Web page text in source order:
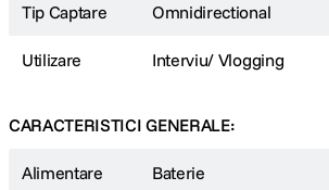
Tip Captare Omnidirectional
Utilizare Interviu/ Vlogging
CARACTERISTICI GENERALE:
Alimentare Baterie